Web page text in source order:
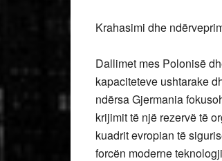
Krahasimi dhe
Dallimet mes Polonisë
kapaciteteve ushtarake
ndërsa Gjermania
krijimit të një rezervë të
kuadrit evropian të
forcën moderne